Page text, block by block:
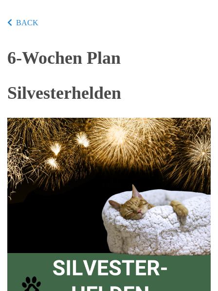
BACK
6-Wochen Plan
Silvesterhelden